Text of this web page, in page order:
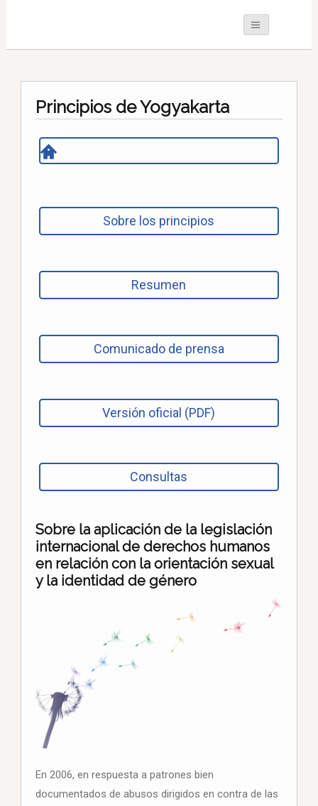
Principios de Yogyakarta
Sobre los principios
Resumen
Comunicado de prensa
Versión oficial (PDF)
Consultas
Sobre la aplicación de la legislación
internacional de derechos humanos
en relación con la orientación sexual
y la identidad de género
En 2006, en respuesta a patrones bien
documentados de abusos dirigidos en contra de las